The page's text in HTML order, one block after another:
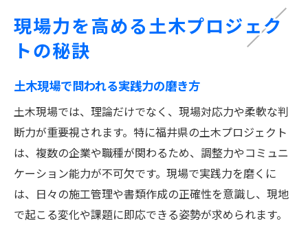
土木管理に不可欠なノウハウの整理
日常業務を支える土木管理の工夫
実務で役立つ土木書類作成のコツ
土木現場で失敗しないチェックポイント
土木の標準化が現場にもたらす効果
難易度が高い土木案件へ挑む方法とは
土木案件で重要なリスク管理の実践法
複雑な土木プロジェクトの進め方の要点
難案件で活きる土木技術と応用知識
現場力を高める土木プロジェク
トの秘訣
土木現場で問われる実践力の磨き方
土木現場では、理論だけでなく、現場対応力や柔軟な判
断力が重要視されます。特に福井県の土木プロジェクト
は、複数の企業や職種が関わるため、調整力やコミュニ
ケーション能力が不可欠です。現場で実践力を磨くに
は、日々の施工管理や書類作成の正確性を意識し、現地
で起こる変化や課題に即応できる姿勢が求められます。